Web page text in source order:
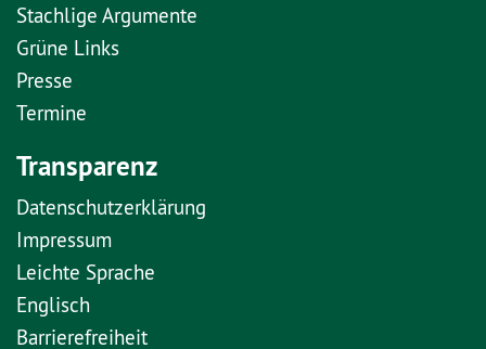
Stachlige Argumente
Grüne Links
Presse
Termine
Transparenz
Datenschutzerklärung
Impressum
Leichte Sprache
Englisch
Barrierefreiheit